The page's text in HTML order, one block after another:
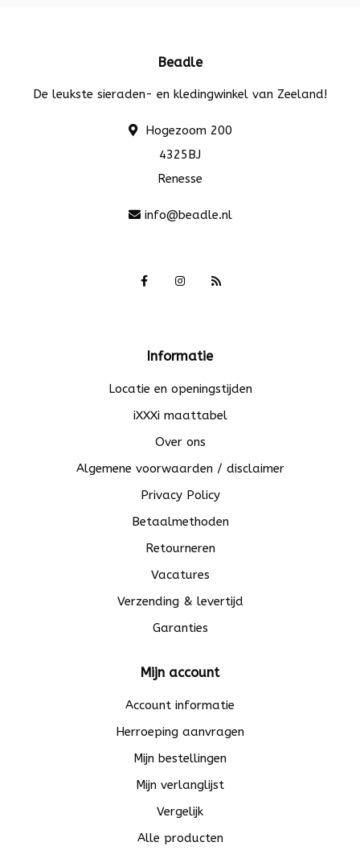
Beadle
De leukste sieraden- en kledingwinkel van Zeeland!
Hogezoom 200
4325BJ
Renesse
info@beadle.nl
Informatie
Locatie en openingstijden
iXXXi maattabel
Over ons
Algemene voorwaarden / disclaimer
Privacy Policy
Betaalmethoden
Retourneren
Vacatures
Verzending & levertijd
Garanties
Mijn account
Account informatie
Herroeping aanvragen
Mijn bestellingen
Mijn verlanglijst
Vergelijk
Alle producten